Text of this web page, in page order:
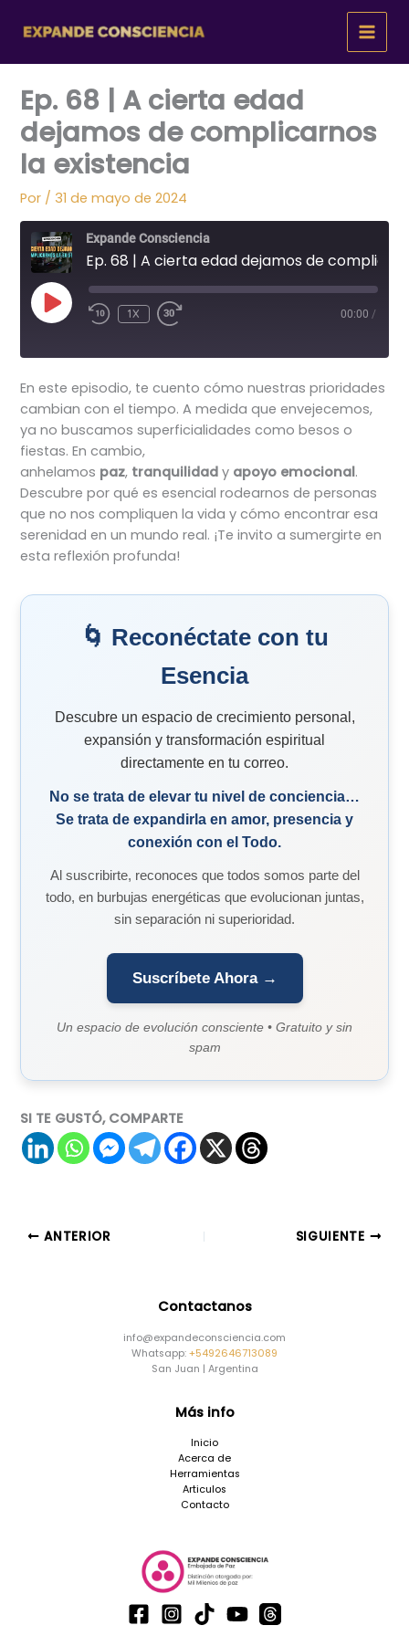
Ep. 68 | A cierta edad
dejamos de complicarnos
la existencia
Por / 31 de mayo de 2024
Expande Consciencia
REPRODUCIR
EPISODIO 1X 00:00 /
En este episodio, te cuento cómo nuestras prioridades
cambian con el tiempo. A medida que envejecemos,
ya no buscamos superficialidades como besos o
fiestas. En cambio,
anhelamos paz, tranquilidad y apoyo emocional.
Descubre por qué es esencial rodearnos de personas
que no nos compliquen la vida y cómo encontrar esa
serenidad en un mundo real. ¡Te invito a sumergirte en
esta reflexión profunda!
🌀 Reconéctate con tu
Esencia
Descubre un espacio de crecimiento personal,
expansión y transformación espiritual
directamente en tu correo.
No se trata de elevar tu nivel de conciencia…
Se trata de expandirla en amor, presencia y
conexión con el Todo.
Al suscribirte, reconoces que todos somos parte del
todo, en burbujas energéticas que evolucionan juntas,
sin separación ni superioridad.
Suscríbete Ahora →
Un espacio de evolución consciente • Gratuito y sin
spam
SI TE GUSTÓ, COMPARTE
ANTERIOR SIGUIENTE
Contactanos
info@expandeconsciencia.com
Whatsapp: +5492646713089
San Juan | Argentina
Más info
Inicio
Acerca de
Herramientas
Articulos
Contacto